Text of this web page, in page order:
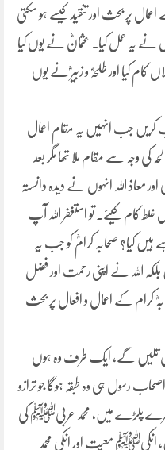
پر بحث اور تنقید کیسے ہو سکتی
نے یہ عمل کیا۔ عثمانؓ نے یوں کیا
کام کیا اور طلحہؓ و زبیرؓ نے یوں
جب انہیں یہ مقام اعمال
کی وجہ سے مقام ملا تھا مگر بعد
معاذ اللہ انہوں نے دیدہ دانستہ
کام کیئے۔ تو استغفر اللہ آپ
کیا؟ صحابہ کرامؓ کو جب یہ
اللہ نے اپنی رحمت اور فضل
کرام کے اعمال و افعال پر بحث
تلیں گے، ایک طرف وہ ہوں
رسول ہی وہ طبقہ ہوگا جو ترازو
پلڑے میں، محمد عربیﷺ کی
معیت اور انکی محمد